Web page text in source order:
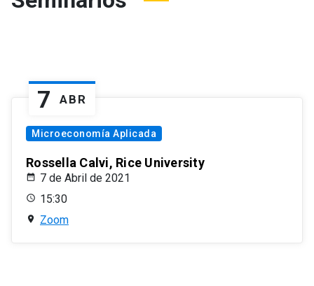
7 ABR
Microeconomía Aplicada
Rossella Calvi, Rice University
7 de Abril de 2021
15:30
Zoom